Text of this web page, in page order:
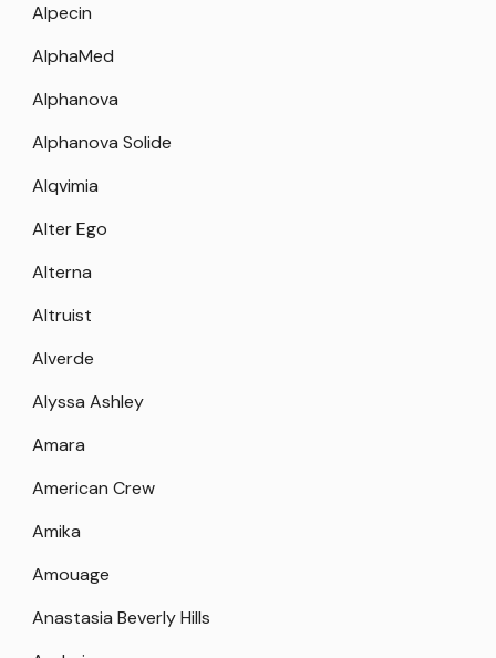
Alpecin
AlphaMed
Alphanova
Alphanova Solide
Alqvimia
Alter Ego
Alterna
Altruist
Alverde
Alyssa Ashley
Amara
American Crew
Amika
Amouage
Anastasia Beverly Hills